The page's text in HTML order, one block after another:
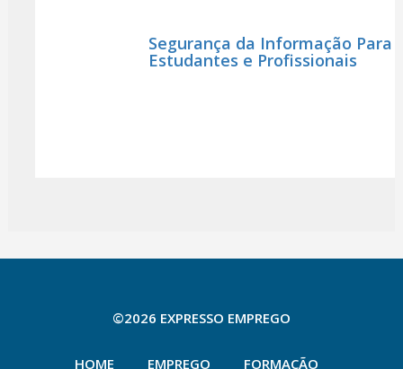
Segurança da Informação Para
Estudantes e Profissionais
©2026 EXPRESSO EMPREGO
HOME EMPREGO FORMAÇÃO